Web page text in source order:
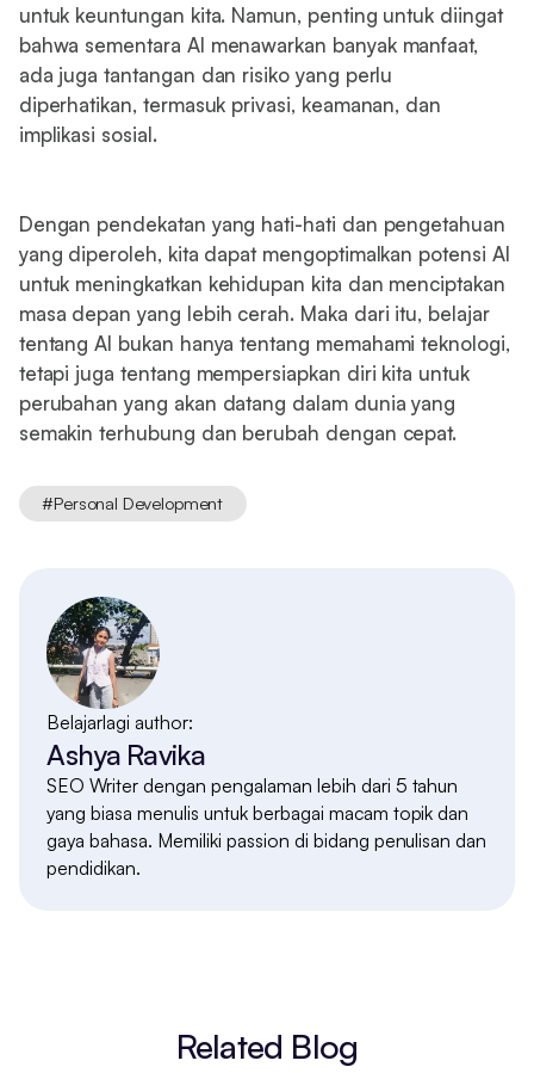
untuk keuntungan kita. Namun, penting untuk diingat
bahwa sementara AI menawarkan banyak manfaat,
ada juga tantangan dan risiko yang perlu
diperhatikan, termasuk privasi, keamanan, dan
implikasi sosial.
Dengan pendekatan yang hati-hati dan pengetahuan
yang diperoleh, kita dapat mengoptimalkan potensi AI
untuk meningkatkan kehidupan kita dan menciptakan
masa depan yang lebih cerah. Maka dari itu, belajar
tentang AI bukan hanya tentang memahami teknologi,
tetapi juga tentang mempersiapkan diri kita untuk
perubahan yang akan datang dalam dunia yang
semakin terhubung dan berubah dengan cepat.
#Personal Development
Belajarlagi author:
Ashya Ravika
SEO Writer dengan pengalaman lebih dari 5 tahun
yang biasa menulis untuk berbagai macam topik dan
gaya bahasa. Memiliki passion di bidang penulisan dan
pendidikan.
Related Blog